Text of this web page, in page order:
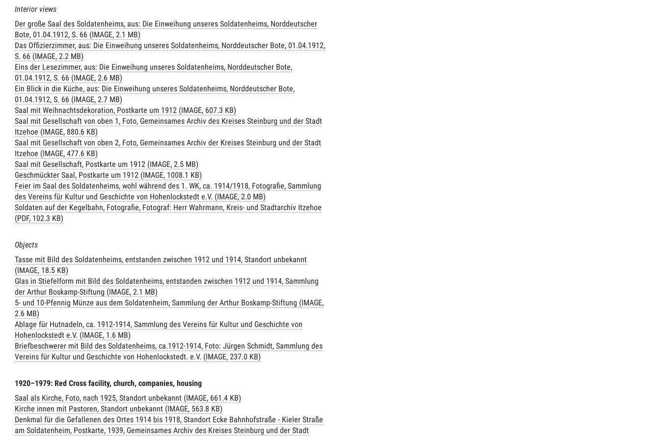
Interior views
Der große Saal des Soldatenheims, aus: Die Einweihung unseres Soldatenheims, Norddeutscher
Bote, 01.04.1912, S. 66 (IMAGE, 2.1 MB)
Das Offizierzimmer, aus: Die Einweihung unseres Soldatenheims, Norddeutscher Bote, 01.04.1912,
S. 66 (IMAGE, 2.2 MB)
Eins der Lesezimmer, aus: Die Einweihung unseres Soldatenheims, Norddeutscher Bote,
01.04.1912, S. 66 (IMAGE, 2.6 MB)
Ein Blick in die Küche, aus: Die Einweihung unseres Soldatenheims, Norddeutscher Bote,
01.04.1912, S. 66 (IMAGE, 2.7 MB)
Saal mit Weihnachtsdekoration, Postkarte um 1912 (IMAGE, 607.3 KB)
Saal mit Gesellschaft von oben 1, Foto, Gemeinsames Archiv des Kreises Steinburg und der Stadt
Itzehoe (IMAGE, 880.6 KB)
Saal mit Gesellschaft von oben 2, Foto, Gemeinsames Archiv der Kreises Steinburg und der Stadt
Itzehoe (IMAGE, 477.6 KB)
Saal mit Gesellschaft, Postkarte um 1912 (IMAGE, 2.5 MB)
Geschmückter Saal, Postkarte um 1912 (IMAGE, 1008.1 KB)
Feier im Saal des Soldatenheims, wohl während des 1. WK, ca. 1914/1918, Fotografie, Sammlung
des Vereins für Kultur und Geschichte von Hohenlockstedt e.V. (IMAGE, 2.0 MB)
Soldaten auf der Kegelbahn, Fotografie, Fotograf: Herr Wahrmann, Kreis- und Stadtarchiv Itzehoe
(PDF, 102.3 KB)
Objects
Tasse mit Bild des Soldatenheims, entstanden zwischen 1912 und 1914, Standort unbekannt
(IMAGE, 18.5 KB)
Glas in Stiefelform mit Bild des Soldatenheims, entstanden zwischen 1912 und 1914, Sammlung
der Arthur Boskamp-Stiftung (IMAGE, 2.1 MB)
5- und 10-Pfennig Münze aus dem Soldatenheim, Sammlung der Arthur Boskamp-Stiftung (IMAGE,
2.6 MB)
Ablage für Hutnadeln, ca. 1912-1914, Sammlung des Vereins für Kultur und Geschichte von
Hohenlockstedt e.V. (IMAGE, 1.6 MB)
Briefbeschwerer mit Bild des Soldatenheims, ca.1912-1914, Foto: Jürgen Schmidt, Sammlung des
Vereins für Kultur und Geschichte von Hohenlockstedt. e.V. (IMAGE, 237.0 KB)
1920–1979: Red Cross facility, church, companies, housing
Saal als Kirche, Foto, nach 1925, Standort unbekannt (IMAGE, 661.4 KB)
Kirche innen mit Pastoren, Standort unbekannt (IMAGE, 563.8 KB)
Denkmal für die Gefallenen des Ortes 1914 bis 1918, Standort Ecke Bahnhofstraße - Kieler Straße
am Soldatenheim, Postkarte, 1939, Gemeinsames Archiv des Kreises Steinburg und der Stadt